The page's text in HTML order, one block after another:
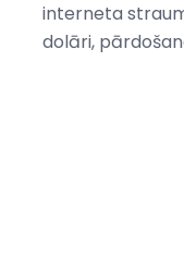
interneta
dolāri,